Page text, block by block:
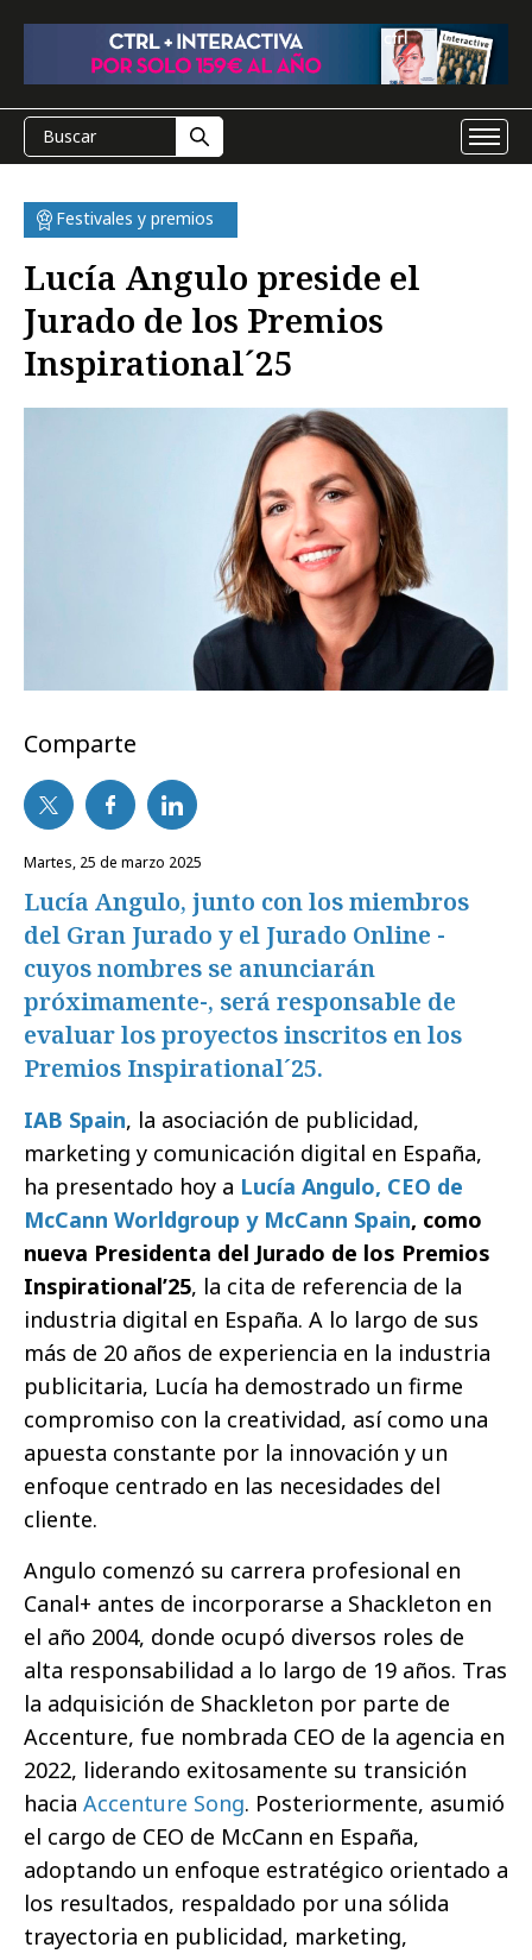
Festivales y premios
Lucía Angulo preside el
Jurado de los Premios
Inspirational´25
Comparte
martes, 25 de marzo 2025
Lucía Angulo, junto con los miembros
del Gran Jurado y el Jurado Online -
cuyos nombres se anunciarán
próximamente-, será responsable de
evaluar los proyectos inscritos en los
Premios Inspirational´25.
IAB Spain, la asociación de publicidad,
marketing y comunicación digital en España,
ha presentado hoy a Lucía Angulo, CEO de
McCann Worldgroup y McCann Spain, como
nueva Presidenta del Jurado de los Premios
Inspirational’25, la cita de referencia de la
industria digital en España. A lo largo de sus
más de 20 años de experiencia en la industria
publicitaria, Lucía ha demostrado un firme
compromiso con la creatividad, así como una
apuesta constante por la innovación y un
enfoque centrado en las necesidades del
cliente.
Angulo comenzó su carrera profesional en
Canal+ antes de incorporarse a Shackleton en
el año 2004, donde ocupó diversos roles de
alta responsabilidad a lo largo de 19 años. Tras
la adquisición de Shackleton por parte de
Accenture, fue nombrada CEO de la agencia en
2022, liderando exitosamente su transición
hacia Accenture Song. Posteriormente, asumió
el cargo de CEO de McCann en España,
adoptando un enfoque estratégico orientado a
los resultados, respaldado por una sólida
trayectoria en publicidad, marketing,